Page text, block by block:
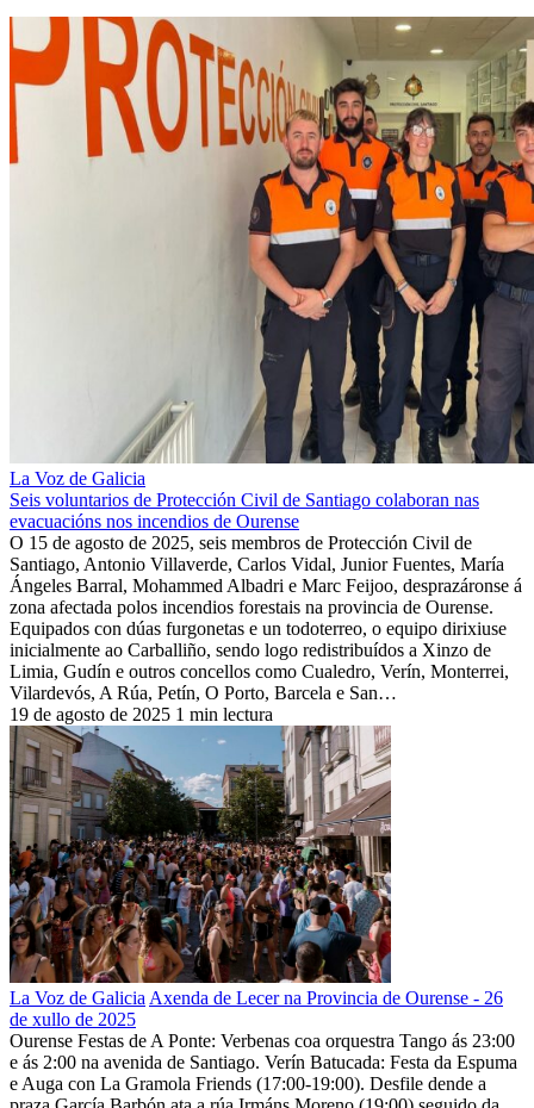
La Voz de Galicia
Seis voluntarios de Protección Civil de Santiago colaboran nas
evacuacións nos incendios de Ourense
O 15 de agosto de 2025, seis membros de Protección Civil de
Santiago, Antonio Villaverde, Carlos Vidal, Junior Fuentes, María
Ángeles Barral, Mohammed Albadri e Marc Feijoo, desprazáronse á
zona afectada polos incendios forestais na provincia de Ourense.
Equipados con dúas furgonetas e un todoterreo, o equipo dirixiuse
inicialmente ao Carballiño, sendo logo redistribuídos a Xinzo de
Limia, Gudín e outros concellos como Cualedro, Verín, Monterrei,
Vilardevós, A Rúa, Petín, O Porto, Barcela e San…
19 de agosto de 2025 1 min lectura
La Voz de Galicia Axenda de Lecer na Provincia de Ourense - 26
de xullo de 2025
Ourense Festas de A Ponte: Verbenas coa orquestra Tango ás 23:00
e ás 2:00 na avenida de Santiago. Verín Batucada: Festa da Espuma
e Auga con La Gramola Friends (17:00-19:00). Desfile dende a